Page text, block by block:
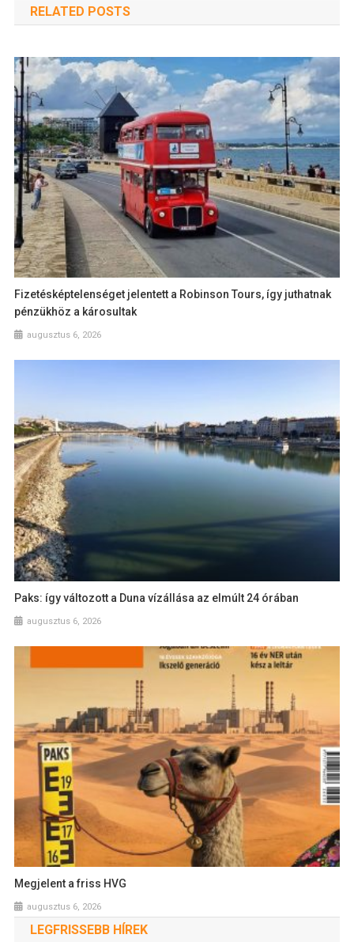
RELATED POSTS
Fizetésképtelenséget jelentett a Robinson Tours, így juthatnak
pénzükhöz a károsultak
augusztus 6, 2026
Paks: így változott a Duna vízállása az elmúlt 24 órában
augusztus 6, 2026
Megjelent a friss HVG
augusztus 6, 2026
LEGFRISSEBB HÍREK